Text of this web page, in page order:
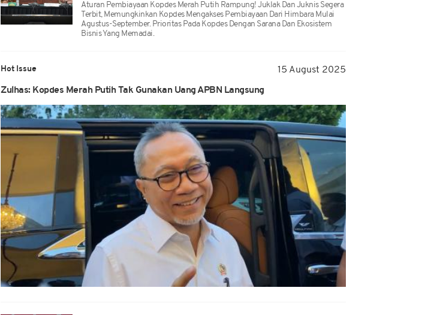
Aturan Pembiayaan Kopdes Merah Putih Rampung! Juklak Dan Juknis Segera
Terbit, Memungkinkan Kopdes Mengakses Pembiayaan Dari Himbara Mulai
Agustus-September. Prioritas Pada Kopdes Dengan Sarana Dan Ekosistem
Bisnis Yang Memadai.
Hot Issue 15 August 2025
Zulhas: Kopdes Merah Putih Tak Gunakan Uang APBN Langsung